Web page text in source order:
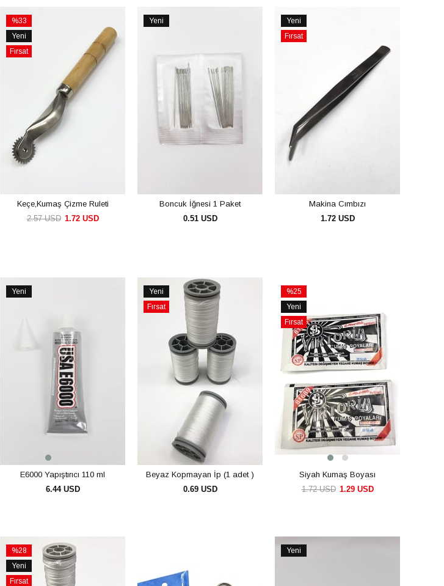
%33
İndirim
%33İndirim
Yeni
Ürün
Fırsat
Keçe,Kumaş Çizme Ruleti
1.72 USD
2.57 USD
Yeni
Boncuk İğnesi 1 Paket
0.51 USD
Yeni
Ürün
Fırsat
Makina Cımbızı
1.72 USD
Yeni
E6000 Yapıştırıcı 110 ml
6.44 USD
Yeni
Ürün
Fırsat
Beyaz Kopmayan İp (1 adet )
0.69 USD
%25
İndirim
%25İndirim
Yeni
Ürün
Fırsat
Ürünü
Siyah Kumaş Boyası
1.29 USD
1.72 USD
%28
İndirim
%28İndirim
Yeni
Ürün
Fırsat
Yeni